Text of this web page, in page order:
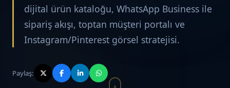
dijital ürün kataloğu, WhatsApp Business ile
sipariş akışı, toptan müşteri portalı ve
Instagram/Pinterest görsel stratejisi.
Paylaş: